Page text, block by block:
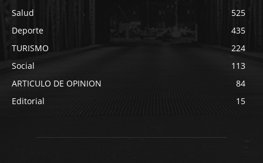
Salud
525
Deporte
435
TURISMO
224
Social
113
ARTICULO DE OPINION
84
Editorial
15